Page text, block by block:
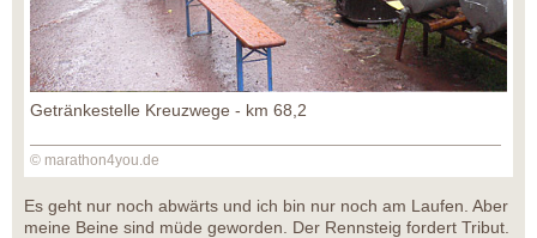
Getränkestelle Kreuzwege - km 68,2
© marathon4you.de
Es geht nur noch abwärts und ich bin nur noch am Laufen. Aber
meine Beine sind müde geworden. Der Rennsteig fordert Tribut.